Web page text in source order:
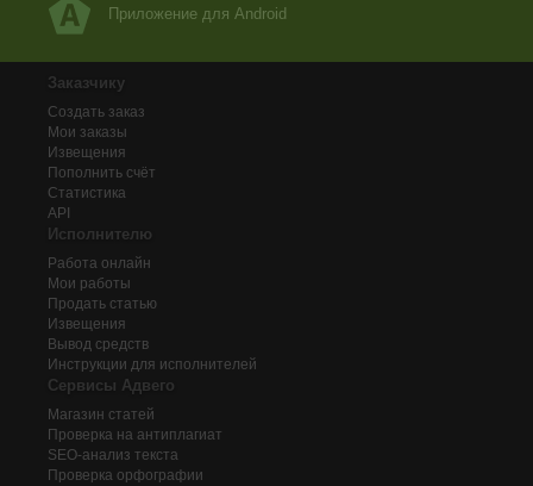
Приложение для Android
Заказчику
Создать заказ
Мои заказы
Извещения
Пополнить счёт
Статистика
API
Исполнителю
Работа онлайн
Мои работы
Продать статью
Извещения
Вывод средств
Инструкции для исполнителей
Сервисы Адвего
Магазин статей
Проверка на антиплагиат
SEO-анализ текста
Проверка орфографии